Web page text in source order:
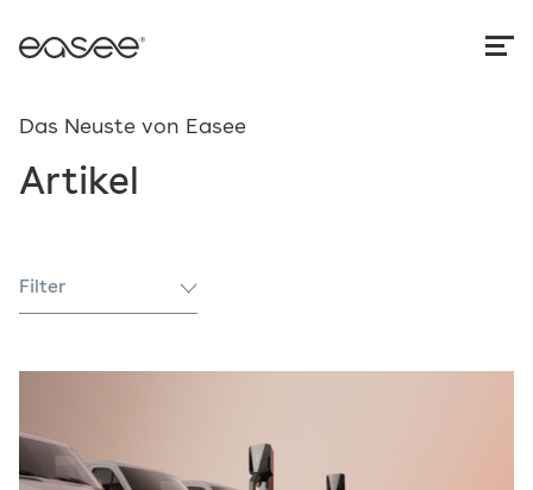
Das Neuste von Easee
Artikel
Filter
Konformität